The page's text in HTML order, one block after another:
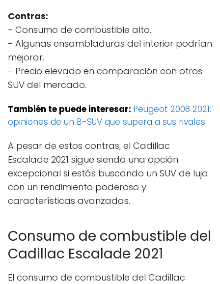
Contras:
- Consumo de combustible alto.
- Algunas ensambladuras del interior podrían
mejorar.
- Precio elevado en comparación con otros
SUV del mercado.
También te puede interesar: Peugeot 2008 2021:
opiniones de un B-SUV que supera a sus rivales
A pesar de estos contras, el Cadillac
Escalade 2021 sigue siendo una opción
excepcional si estás buscando un SUV de lujo
con un rendimiento poderoso y
características avanzadas.
Consumo de combustible del
Cadillac Escalade 2021
El consumo de combustible del Cadillac